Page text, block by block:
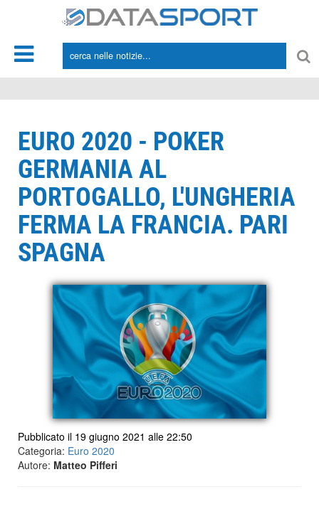
EURO 2020 - POKER
GERMANIA AL
PORTOGALLO, L'UNGHERIA
FERMA LA FRANCIA. PARI
SPAGNA
Pubblicato il 19 giugno 2021 alle 22:50
Categoria: Euro 2020
Autore: Matteo Pifferi